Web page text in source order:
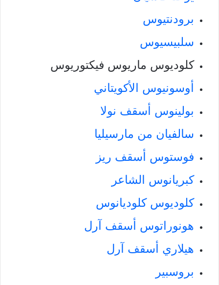
برودنتيوس
سلبيسيوس
كلوديوس ماريوس فيكتوريوس
أوسونيوس الأكويتاني
بولينوس أسقف نولا
سالفيان من مارسيليا
فوستوس أسقف ريز
كبريانوس الشاعر
كلوديوس كلوديانوس
هونوراتوس أسقف آرل
هيلاري أسقف آرل
بروسبير